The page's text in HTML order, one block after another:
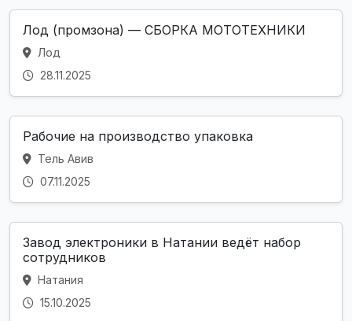
Лод (промзона) — СБОРКА МОТОТЕХНИКИ
Лод
28.11.2025
Рабочие на производство упаковка
Тель Авив
07.11.2025
Завод электроники в Натании ведёт набор
сотрудников
Натания
15.10.2025